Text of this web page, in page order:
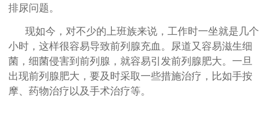
排尿问题。
现如今，对不少的上班族来说，工作时一坐就是几个
小时，这样很容易导致前列腺充血。尿道又容易滋生细
菌，细菌侵害到前列腺，就容易引发前列腺肥大。一旦
出现前列腺肥大，要及时采取一些措施治疗，比如手按
摩、药物治疗以及手术治疗等。